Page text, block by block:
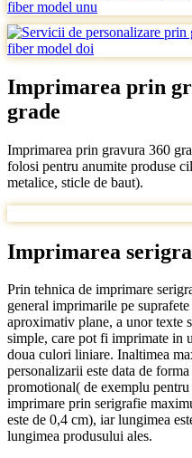
Imprimarea prin g
grade
Imprimarea prin gravura 360
folosi pentru anumite produse
metalice, sticle de baut).
Imprimarea
Prin tehnica de imprimare
general imprimarile pe suprafete
aproximativ plane, a unor texte
simple, care pot fi imprimate in
doua culori liniare. Inaltimea
personalizarii este data de
promotional( de exemplu
imprimare prin serigrafie
este de 0,4 cm), iar lungimea
lungimea produsului ales.